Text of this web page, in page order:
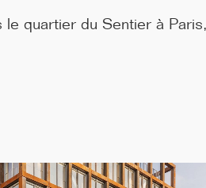
quartier du Sentier à